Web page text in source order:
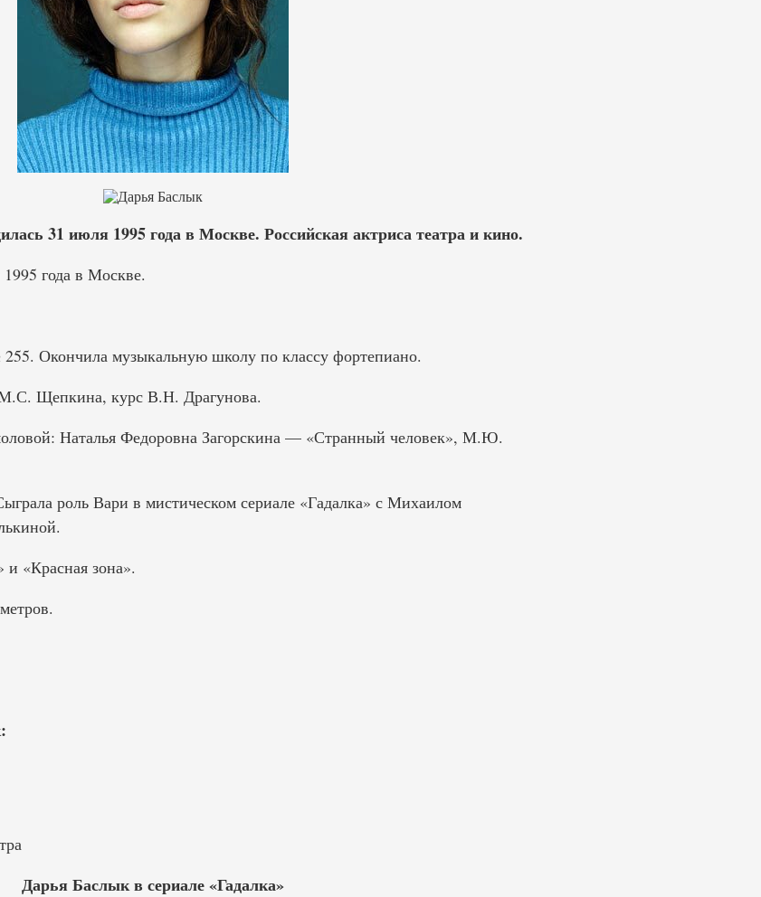
31 июля 1995 года в Москве. Российская актриса театра и кино.
года в Москве.
Окончила музыкальную школу по классу фортепиано.
Щепкина, курс В.Н. Драгунова.
Наталья Федоровна Загорскина — «Странный человек», М.Ю.
роль Вари в мистическом сериале «Гадалка» с Михаилом
и «Красная зона».
Дарья Баслык в сериале «Гадалка»